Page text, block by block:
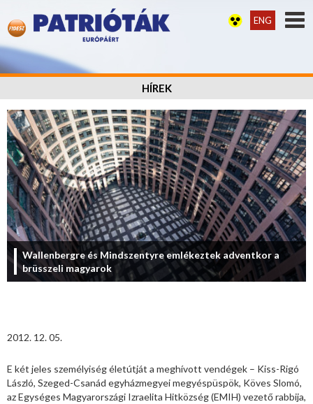
ENG
HÍREK
Wallenbergre és Mindszentyre emlékeztek adventkor a
brüsszeli magyarok
2012. 12. 05.
E két jeles személyiség életútját a meghívott vendégek – Kiss-Rigó
László, Szeged-Csanád egyházmegyei megyéspüspök, Köves Slomó,
az Egységes Magyarországi Izraelita Hitközség (EMIH) vezető rabbija,